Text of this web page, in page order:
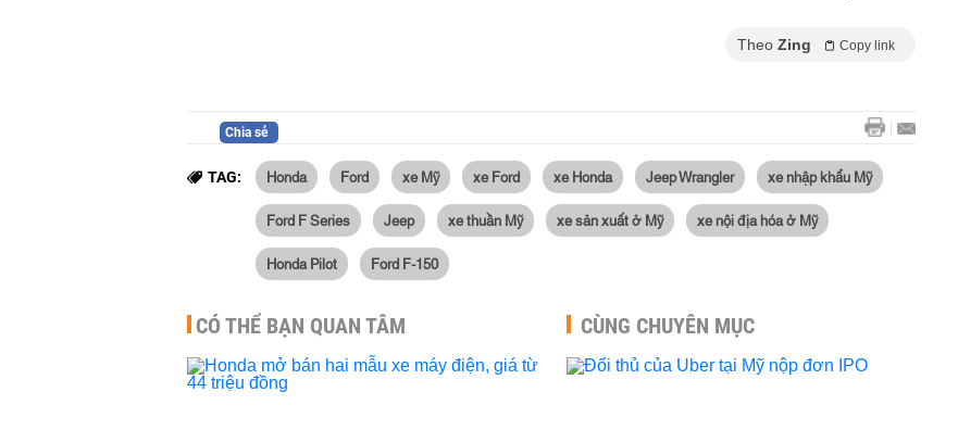
Theo Zing Copy link
Chia sẻ
TAG: Honda Ford xe Mỹ xe Ford xe Honda Jeep Wrangler xe nhập khẩu Mỹ
Ford F Series Jeep xe thuần Mỹ xe sản xuất ở Mỹ xe nội địa hóa ở Mỹ
Honda Pilot Ford F-150
CÓ THỂ BẠN QUAN TÂM CÙNG CHUYÊN MỤC